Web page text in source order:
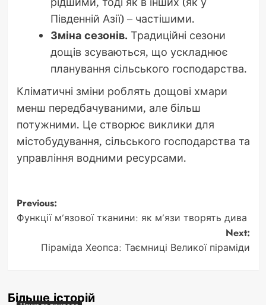
Південній Азії) – частішими.
Зміна сезонів. Традиційні сезони
дощів зсуваються, що ускладнює
планування сільського господарства.
Кліматичні зміни роблять дощові хмари
менш передбачуваними, але більш
потужними. Це створює виклики для
містобудування, сільського господарства та
управління водними ресурсами.
Post
navigation
Previous:
Функції м’язової тканини: як м’язи творять дива
Next:
Піраміда Хеопса: Таємниці Великої піраміди
Більше історій